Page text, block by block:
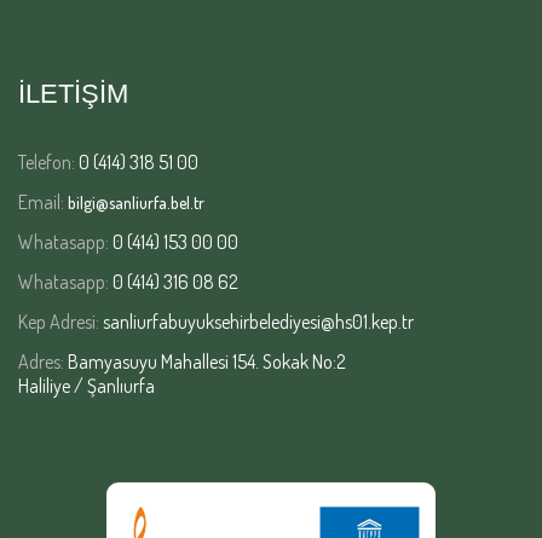
İLETİŞİM
Telefon: 0 (414) 318 51 00
Email: bilgi@sanliurfa.bel.tr
Whatasapp: 0 (414) 153 00 00
Whatasapp: 0 (414) 316 08 62
Kep Adresi: sanliurfabuyuksehirbelediyesi@hs01.kep.tr
Adres: Bamyasuyu Mahallesi 154. Sokak No:2
Haliliye / Şanlıurfa